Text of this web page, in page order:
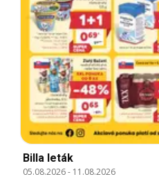
Billa leták
05.08.2026- 11.08.2026